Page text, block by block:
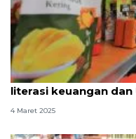
Pemkab Indramayu:
literasi keuangan dan
4 Maret 2025